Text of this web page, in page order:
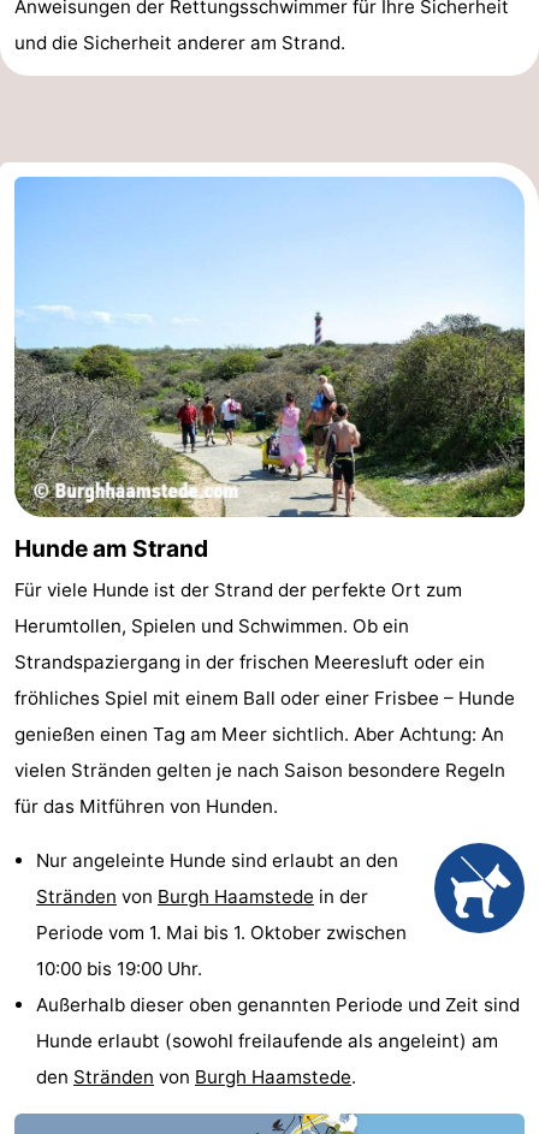
Anweisungen der Rettungsschwimmer für Ihre Sicherheit
und die Sicherheit anderer am Strand.
Hunde am Strand
Für viele Hunde ist der Strand der perfekte Ort zum
Herumtollen, Spielen und Schwimmen. Ob ein
Strandspaziergang in der frischen Meeresluft oder ein
fröhliches Spiel mit einem Ball oder einer Frisbee – Hunde
genießen einen Tag am Meer sichtlich. Aber Achtung: An
vielen Stränden gelten je nach Saison besondere Regeln
für das Mitführen von Hunden.
Nur angeleinte Hunde sind erlaubt an den
Stränden von Burgh Haamstede in der
Periode vom 1. Mai bis 1. Oktober zwischen
10:00 bis 19:00 Uhr.
Außerhalb dieser oben genannten Periode und Zeit sind
Hunde erlaubt (sowohl freilaufende als angeleint) am
den Stränden von Burgh Haamstede.